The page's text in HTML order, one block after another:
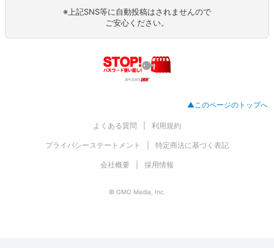
※上記SNS等に自動投稿はされませんので
ご安心ください。
▲このページのトップへ
よくある質問 利用規約
プライバシーステートメント 特定商法に基づく表記
会社概要 採用情報
© GMO Media, Inc.